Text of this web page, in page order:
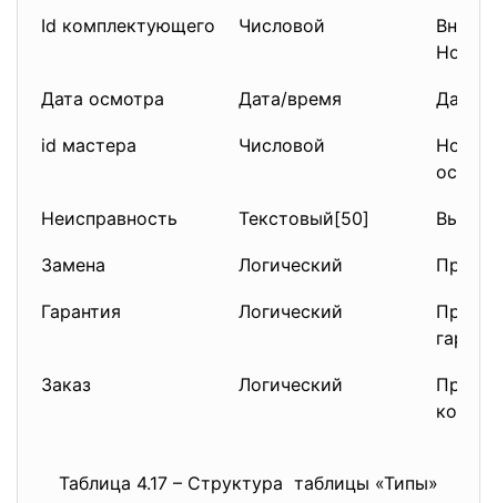
Id комплектующего Числовой
Номер
Дата осмотра Дата/время Дата
id мастера Числовой
Номер
Неисправность Текстовый[50]
Замена Логический
Гарантия Логический
Заказ Логический
Таблица 4.17 – Структура таблицы «Типы»